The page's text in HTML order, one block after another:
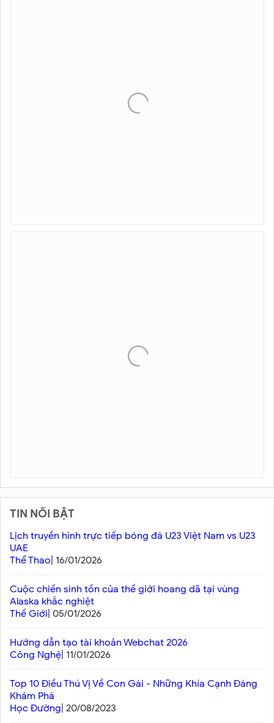
TIN NỔI BẬT
Lịch truyền hình trực tiếp bóng đá U23 Việt Nam vs U23
UAE
Thể Thao | 16/01/2026
Cuộc chiến sinh tồn của thế giới hoang dã tại vùng
Alaska khắc nghiệt
Thế Giới | 05/01/2026
Hướng dẫn tạo tài khoản Webchat 2026
Công Nghệ | 11/01/2026
Top 10 Điều Thú Vị Về Con Gái - Những Khía Cạnh Đáng
Khám Phá
Học Đường | 20/08/2023